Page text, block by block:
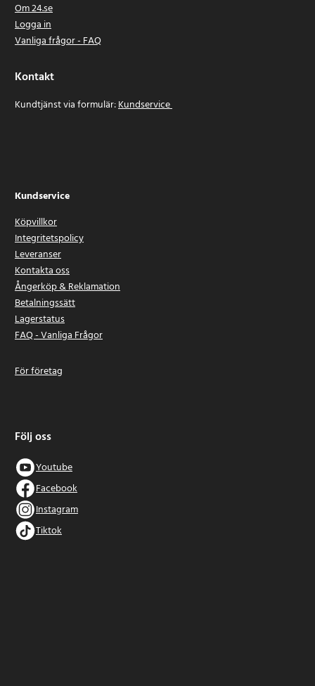
Om 24.se
Logga in
Vanliga frågor - FAQ
Kontakt
Kundtjänst via formulär:Kundservice
Kundservice
Köpvillkor
Integritetspolicy
Leveranser
Kontakta oss
Ångerköp & Reklamation
Betalningssätt
Lagerstatus
FAQ - Vanliga Frågor
För företag
Följ oss
Youtube
Facebook
Instagram
Tiktok